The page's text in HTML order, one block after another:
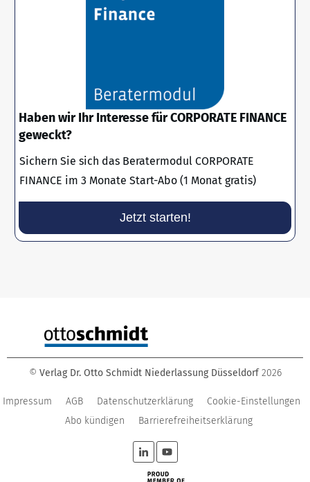
Haben wir Ihr Interesse für CORPORATE FINANCE
geweckt?
Sichern Sie sich das Beratermodul CORPORATE
FINANCE im 3 Monate Start-Abo (1 Monat gratis)
Jetzt starten!
© Verlag Dr. Otto Schmidt Niederlassung Düsseldorf 2026
Impressum AGB Datenschutzerklärung
Cookie-Einstellungen
Abo kündigen
Barrierefreiheitserklärung